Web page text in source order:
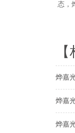
态，
烨嘉
烨嘉
烨嘉